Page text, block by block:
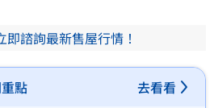
即諮詢最新售屋行情！
點 去看看